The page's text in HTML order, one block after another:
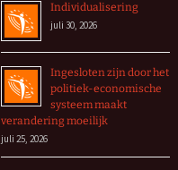
Individualisering
juli 30, 2026
Ingesloten zijn door het
politiek-economische
systeem maakt
verandering moeilijk
juli 25, 2026